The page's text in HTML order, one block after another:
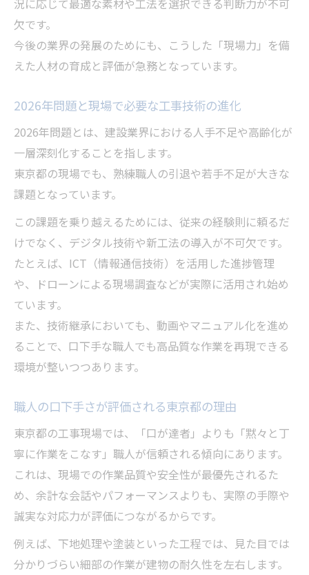
況に応じて最適な素材や工法を選択できる判断力が不可
欠です。
今後の業界の発展のためにも、こうした「現場力」を備
えた人材の育成と評価が急務となっています。
2026年問題と現場で必要な工事技術の進化
2026年問題とは、建設業界における人手不足や高齢化が
一層深刻化することを指します。
東京都の現場でも、熟練職人の引退や若手不足が大きな
課題となっています。
この課題を乗り越えるためには、従来の経験則に頼るだ
けでなく、デジタル技術や新工法の導入が不可欠です。
たとえば、ICT（情報通信技術）を活用した進捗管理
や、ドローンによる現場調査などが実際に活用され始め
ています。
また、技術継承においても、動画やマニュアル化を進め
ることで、口下手な職人でも高品質な作業を再現できる
環境が整いつつあります。
職人の口下手さが評価される東京都の理由
東京都の工事現場では、「口が達者」よりも「黙々と丁
寧に作業をこなす」職人が信頼される傾向にあります。
これは、現場での作業品質や安全性が最優先されるた
め、余計な会話やパフォーマンスよりも、実際の手際や
誠実な対応力が評価につながるからです。
例えば、下地処理や塗装といった工程では、見た目では
分かりづらい細部の作業が建物の耐久性を左右します。